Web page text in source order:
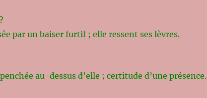
par un baiser furtif ; elle ressent ses lèvres.
au-dessus d’elle ; certitude d’une présence.